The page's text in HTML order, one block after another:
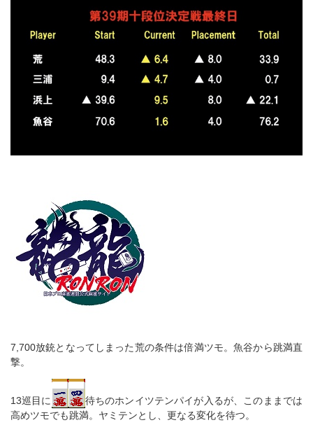
7,700放銃となってしまった荒の条件は倍満ツモ。魚谷から跳満直
撃。
13巡目に
待ちのホンイツテンパイが入るが、このままでは
高めツモでも跳満。ヤミテンとし、更なる変化を待つ。